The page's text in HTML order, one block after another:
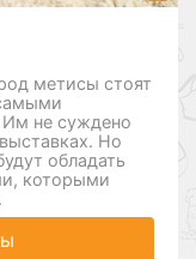
метисы стоят
не суждено
Но
обладать
которыми